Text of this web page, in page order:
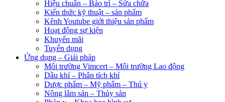
Hiệu chuẩn – Bảo trì – Sửa chữa
Kiến thức kỹ thuật – sản phẩm
Kênh Youtube giới thiệu sản phẩm
Hoạt động sự kiện
Khuyến mãi
Tuyển dụng
Ứng dụng – Giải pháp
Môi trường Vimcert – Môi trường Lao động
Dầu khí – Phân tích khí
Dược phẩm – Mỹ phẩm – Thú y
Nông lâm sản – Thủy sản